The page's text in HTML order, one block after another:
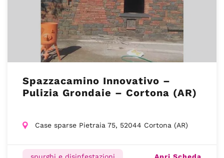
Spazzacamino Innovativo –
Pulizia Grondaie – Cortona (AR)
Case sparse Pietraia 75, 52044 Cortona (AR)
Apri Scheda